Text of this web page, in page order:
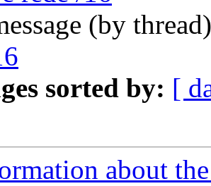
(by
sorted by: [
about